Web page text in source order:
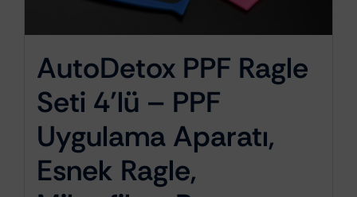
AutoDetox PPF Ragle
Seti 4’lü – PPF
Uygulama Aparatı,
Esnek Ragle,